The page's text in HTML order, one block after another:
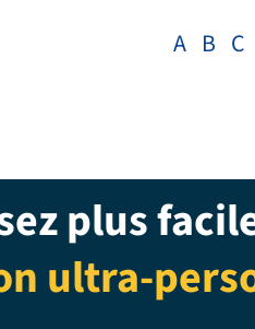
A B C
plus
ultra-